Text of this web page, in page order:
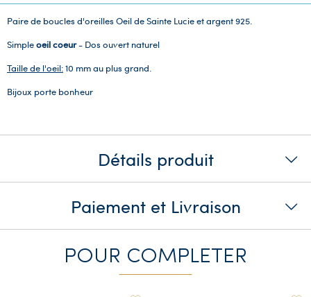
Paire de boucles d'oreilles Oeil de Sainte Lucie et argent 925.
Simpleoeil coeur- Dos ouvert naturel
Taille de l'oeil:10 mm au plus grand.
Bijoux porte bonheur
Détails produit
Paiement et Livraison
POUR COMPLETER